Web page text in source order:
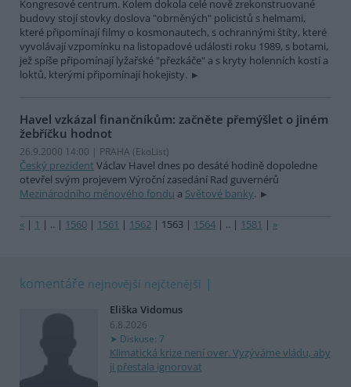
Kongresové centrum. Kolem dokola celé nově zrekonstruované
budovy stojí stovky doslova "obrněných" policistů s helmami,
které připomínají filmy o kosmonautech, s ochrannými štíty, které
vyvolávají vzpomínku na listopadové události roku 1989, s botami,
jež spíše připomínají lyžařské "přezkáče" a s kryty holenních kostí a
loktů, kterými připomínají hokejisty.
Havel vzkázal finančníkům: začněte přemýšlet o jiném
žebříčku hodnot
26.9.2000 14:00 | PRAHA (EkoList)
Český prezident Václav Havel dnes po desáté hodině dopoledne
otevřel svým projevem Výroční zasedání Rad guvernérů
Mezinárodního měnového fondu a Světové banky.
« | 1 | .. | 1560 | 1561 | 1562 | 1563 | 1564 | .. | 1581 | »
komentáře nejnovější nejčtenější
Eliška Vidomus
6.8.2026
Diskuse: 7
Klimatická krize není over. Vyzýváme vládu, aby
ji přestala ignorovat